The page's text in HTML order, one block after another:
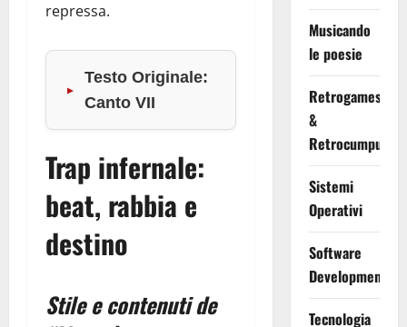
repressa.
Testo Originale:
Canto VII
Trap infernale:
beat, rabbia e
destino
Stile e contenuti de
Musicando
le poesie
Retrogames
&
Retrocumputing
Sistemi
Operativi
Software
Development
Tecnologia